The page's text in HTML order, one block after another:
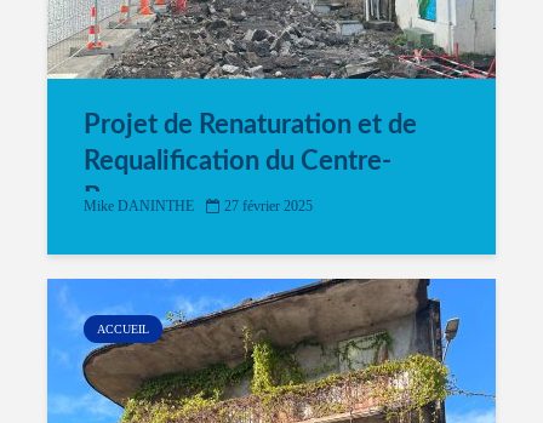
Projet de Renaturation et de
Requalification du Centre-
Bourg
Mike DANINTHE 27 février 2025
ACCUEIL